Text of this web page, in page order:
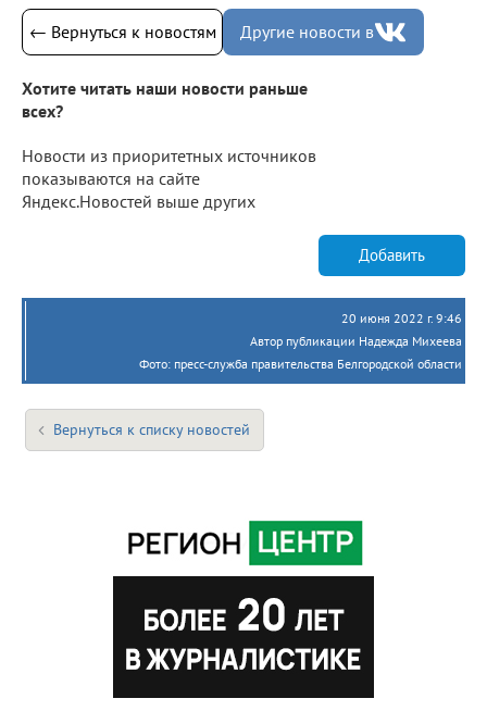
← Вернуться к новостям Другие новости в
Хотите читать наши новости раньше
всех?
Новости из приоритетных источников
показываются на сайте
Яндекс.Новостей выше других
Добавить
20 июня 2022 г. 9:46
Автор публикации Надежда Михеева
Фото: пресс-служба правительства Белгородской области
Вернуться к списку новостей